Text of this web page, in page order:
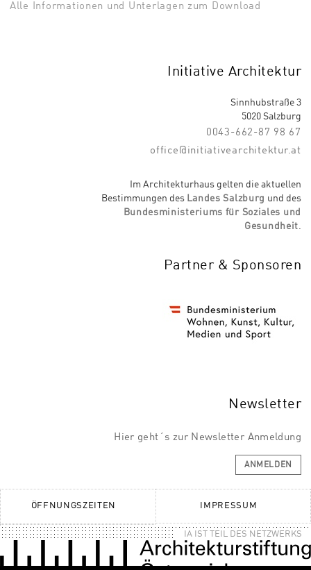
Alle Informationen und Unterlagen zum Download
Initiative Architektur
Sinnhubstraße 3
5020 Salzburg
0043-662-87 98 67
office@initiativearchitektur.at
Im Architekturhaus gelten die aktuellen
Bestimmungen des Landes Salzburg und des
Bundesministeriums für Soziales und
Gesundheit
Partner & Sponsoren
Newsletter
Hier geht´s zur Newsletter Anmeldung
ANMELDEN
ÖFFNUNGSZEITEN IMPRESSUM
IA IST TEIL DES NETZWERKS